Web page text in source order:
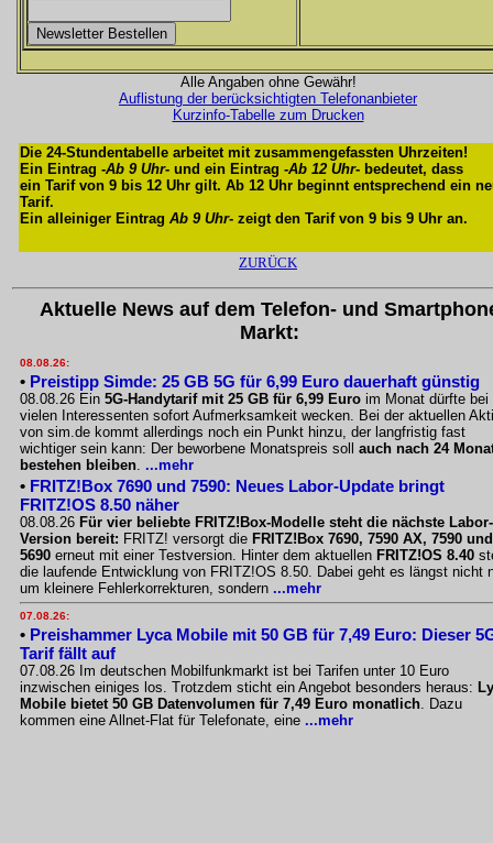
Alle Angaben ohne Gewähr!
Auflistung der berücksichtigten Telefonanbieter
Kurzinfo-Tabelle zum Drucken
Die 24-Stundentabelle arbeitet mit zusammengefassten Uhrzeiten!
Ein Eintrag -Ab 9 Uhr- und ein Eintrag -Ab 12 Uhr- bedeutet, dass
ein Tarif von 9 bis 12 Uhr gilt. Ab 12 Uhr beginnt entsprechend ein
Tarif.
Ein alleiniger Eintrag Ab 9 Uhr- zeigt den Tarif von 9 bis 9 Uhr an.
ZURÜCK
Aktuelle News auf dem Telefon- und
Markt:
08.08.26:
• Preistipp Simde: 25 GB 5G für 6,99 Euro dauerhaft günstig
08.08.26 Ein 5G-Handytarif mit 25 GB für 6,99 Euro im Monat dürfte bei
vielen Interessenten sofort Aufmerksamkeit wecken. Bei der aktuellen
von sim.de kommt allerdings noch ein Punkt hinzu, der langfristig fast
wichtiger sein kann: Der beworbene Monatspreis soll auch nach 24
bestehen bleiben. ...mehr
• FRITZ!Box 7690 und 7590: Neues Labor-Update bringt
FRITZ!OS 8.50 näher
08.08.26 Für vier beliebte FRITZ!Box-Modelle steht die nächste Labor-
Version bereit: FRITZ! versorgt die FRITZ!Box 7690, 7590 AX, 7590 und
5690 erneut mit einer Testversion. Hinter dem aktuellen FRITZ!OS 8.40
die laufende Entwicklung von FRITZ!OS 8.50. Dabei geht es längst nicht
um kleinere Fehlerkorrekturen, sondern ...mehr
07.08.26:
• Preishammer Lyca Mobile mit 50 GB für 7,49 Euro: Dieser
Tarif fällt auf
07.08.26 Im deutschen Mobilfunkmarkt ist bei Tarifen unter 10 Euro
inzwischen einiges los. Trotzdem sticht ein Angebot besonders heraus:
Mobile bietet 50 GB Datenvolumen für 7,49 Euro monatlich. Dazu
kommen eine Allnet-Flat für Telefonate, eine ...mehr